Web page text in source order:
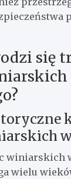
się
winiarskich
wielu